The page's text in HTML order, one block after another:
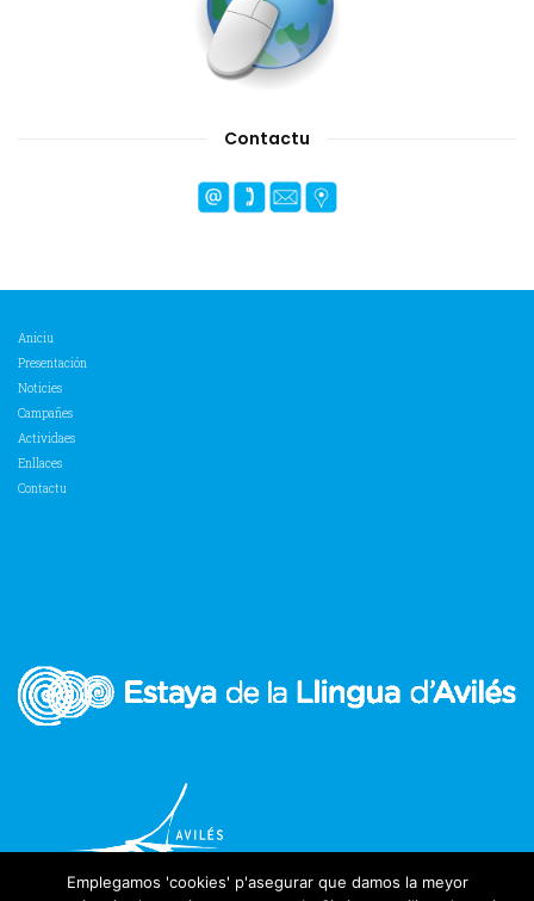
Contactu
Aniciu
Presentación
Noticies
Campañes
Actividaes
Enllaces
Contactu
Emplegamos 'cookies' p'asegurar que damos la meyor